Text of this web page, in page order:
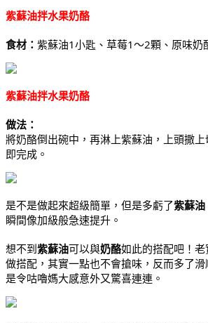
紫蘇油拌水果奶酪
食材： 紫蘇油1小匙、草莓1～2顆、原味奶
紫蘇油拌水果奶酪
做法：
將奶酪倒出碗中，再淋上紫蘇油，上頭撒
即完成。
是不是做起來超級簡單，但是多虧了紫蘇油
瞬間像加級般急速提升。
想不到紫蘇油可以與奶酪如此的搭配吧！
做搭配，其實一點也不會搶味，反而多了
是令咕嚕媽大感意外又驚喜連連。